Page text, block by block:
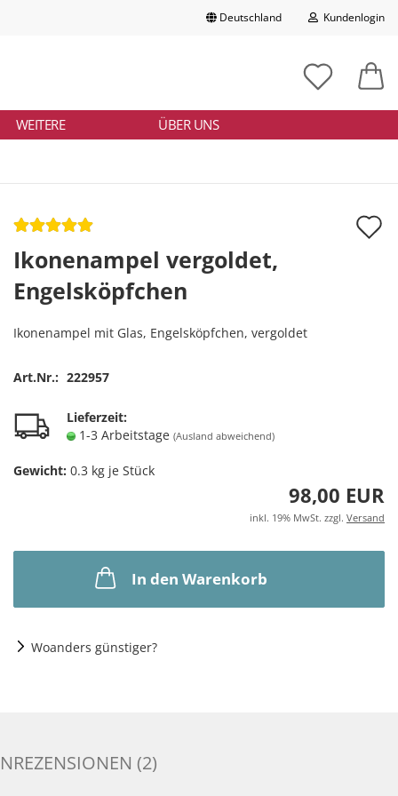
Deutschland Kundenlogin
E-Mail
Konto erstellen
Passwort vergessen?
ÜBER UNS
WEITERE
Ikonenampel vergoldet,
Engelsköpfchen
Ikonenampel mit Glas, Engelsköpfchen, vergoldet
Art.Nr.: 222957
Lieferzeit:
1-3 Arbeitstage (Ausland abweichend)
Gewicht: 0.3 kg je Stück
98,00 EUR
inkl. 19% MwSt. zzgl. Versand
In den Warenkorb
Woanders günstiger?
(2)